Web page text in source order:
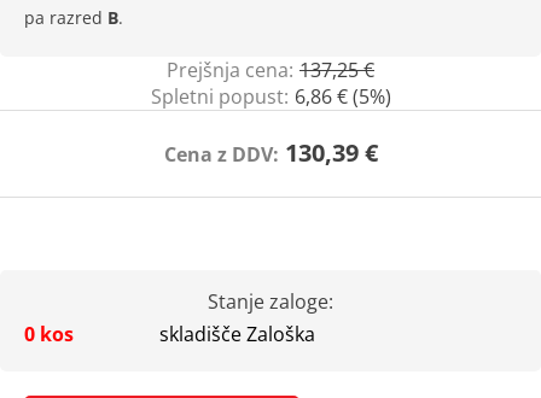
pa razred B.
Prejšnja cena: 137,25 €
Spletni popust: 6,86 € (5%)
Cena z DDV: 130,39 €
Stanje zaloge:
0 kos
skladišče Zaloška